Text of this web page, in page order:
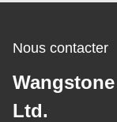
Nous contacter
Ltd.